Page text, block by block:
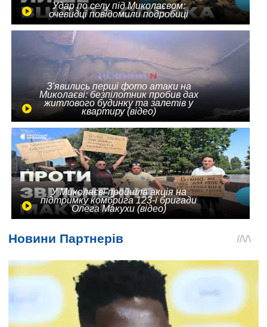
Удар по селу під Миколаєвом:
очевидці повідомили подробиці
З'явились перші фото атаки на
Миколаєві: безпілотник пробив дах
житлового будинку та залетів у
квартиру (відео)
У Миколаєві пройшла акція на
підтримку комбрига 123-ї бригади
Олега Макухи (відео)